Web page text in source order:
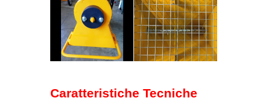
Caratteristiche Tecniche